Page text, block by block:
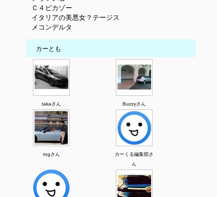
Ｃ４ピカゾー
イタリアの美悪女？テージス
メコンデルタ
カーとも
takaさん Buzzyさん
togさん
カーくる編集部さ
ん